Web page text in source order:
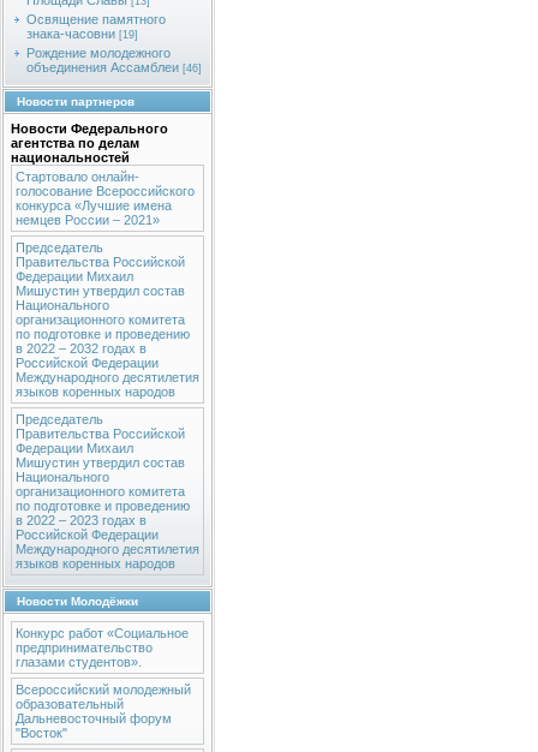
Освящение памятного
знака-часовни [19]
Рождение молодежного
объединения Ассамблеи [46]
Новости партнеров
Новости Федерального
агентства по делам
национальностей
Стартовало онлайн-
голосование Всероссийского
конкурса «Лучшие имена
немцев России – 2021»
Председатель
Правительства Российской
Федерации Михаил
Мишустин утвердил состав
Национального
организационного комитета
по подготовке и проведению
в 2022 – 2032 годах в
Российской Федерации
Международного десятилетия
языков коренных народов
Председатель
Правительства Российской
Федерации Михаил
Мишустин утвердил состав
Национального
организационного комитета
по подготовке и проведению
в 2022 – 2023 годах в
Российской Федерации
Международного десятилетия
языков коренных народов
Новости Молодёжки
Конкурс работ «Социальное
предпринимательство
глазами студентов».
Всероссийский молодежный
образовательный
Дальневосточный форум
"Восток"